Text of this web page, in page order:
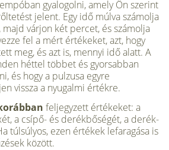
gyalogolni, amely Ön szerint
jelent. Egy idő múlva számolja
majd várjon két percet, és számolja
fel a mért értékeket, azt, hogy
meg, és azt is, mennyi idő alatt. A
héttel többet és gyorsabban
és hogy a pulzusa egyre
vissza a nyugalmi értékre.
feljegyzett értékeket: a
a csípő- és derékbőségét, a derék-
túlsúlyos, ezen értékek lefaragása is
között.